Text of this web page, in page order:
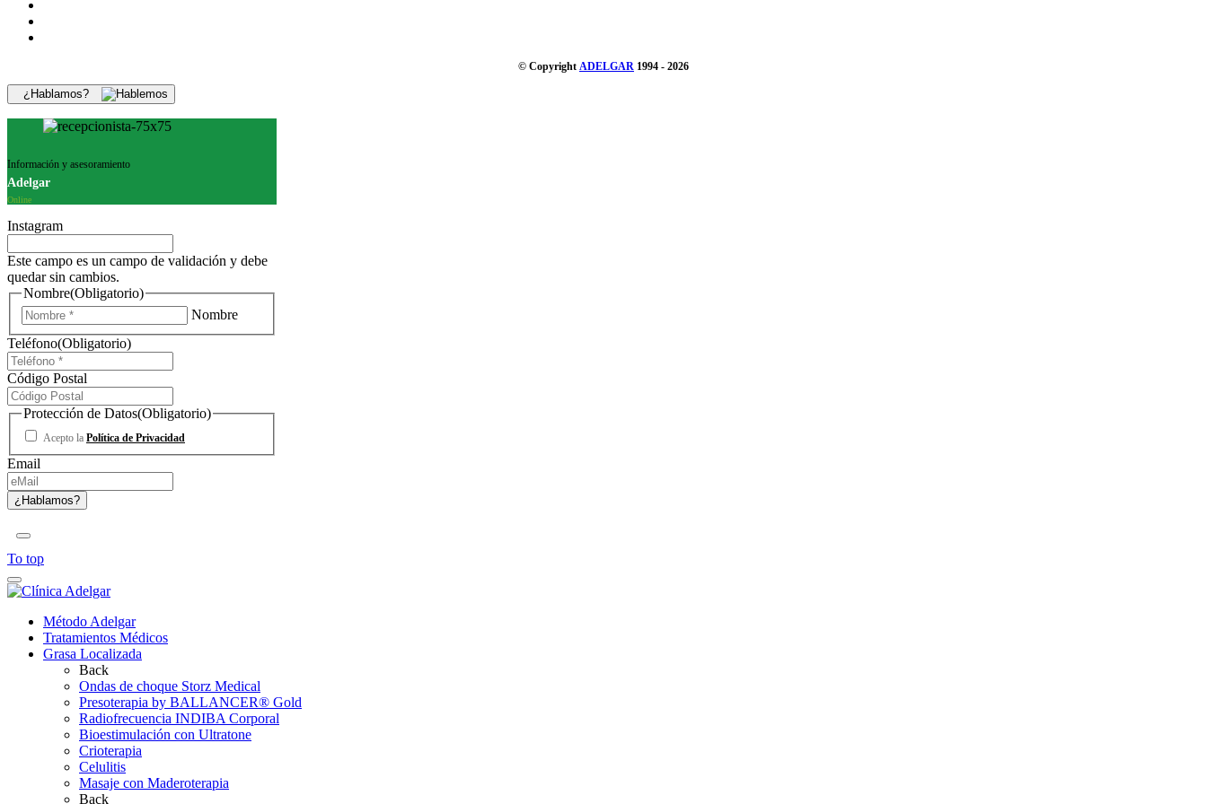
© Copyright ADELGAR 1994 - 2026
¿Hablamos?
Información y asesoramiento
Adelgar
Online
Instagram
Este campo es un campo de validación y debe
quedar sin cambios.
Nombre(Obligatorio)
Nombre
Teléfono(Obligatorio)
Código Postal
Protección de Datos(Obligatorio)
Acepto la Política de Privacidad
Email
To top
Método Adelgar
Tratamientos Médicos
Grasa Localizada
Back
Ondas de choque Storz Medical
Presoterapia by BALLANCER® Gold
Radiofrecuencia INDIBA Corporal
Bioestimulación con Ultratone
Crioterapia
Celulitis
Masaje con Maderoterapia
Back